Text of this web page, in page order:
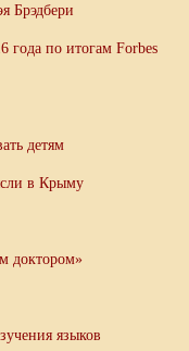
Брэдбери
года по итогам Forbes
детям
в Крыму
доктором»
языков